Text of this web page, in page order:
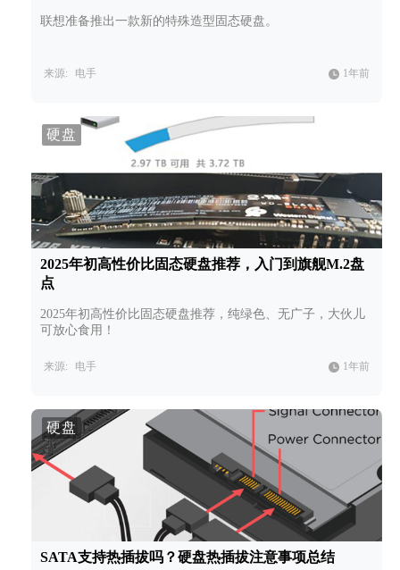
联想准备推出一款新的特殊造型固态硬盘。
来源: 电手 1年前
硬盘
2025年初高性价比固态硬盘推荐，入门到旗舰M.2盘
点
2025年初高性价比固态硬盘推荐，纯绿色、无广子，大伙儿
可放心食用！
来源: 电手 1年前
硬盘
SATA支持热插拔吗？硬盘热插拔注意事项总结